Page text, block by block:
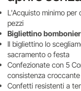
L'Acquisto minimo per
pezzi
Bigliettino
Il bigliettino lo
sacramento o festa
Confezionate con 5
consistenza croccante
Confetti resistenti a